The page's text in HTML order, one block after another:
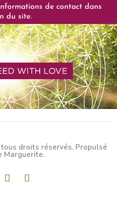
de contact dans
du site.
droits réservés. Propulsé
Marguerite.